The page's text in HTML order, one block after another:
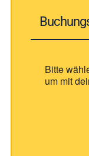
Bitte
um mit